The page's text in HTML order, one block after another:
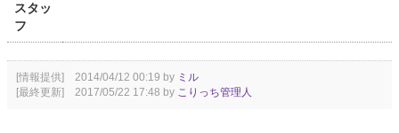
スタッ
フ
[情報提供] 2014/04/12 00:19 by ミル
[最終更新] 2017/05/22 17:48 by こりっち管理人